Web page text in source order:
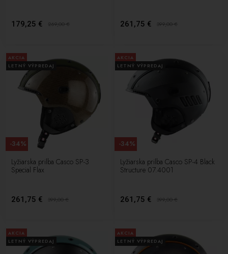
179,25 € 269,00€ 261,75 € 399,00€
AKCIA
LETNÝ VÝPREDAJ
Lyžiarska prilba Casco SP-3
Special Flax
261,75 € 399,00€
-34%
AKCIA
LETNÝ VÝPREDAJ
Lyžiarska prilba Casco SP-4 Black
Structure 07.4001
261,75 € 399,00€
-34%
AKCIA
LETNÝ VÝPREDAJ
AKCIA
LETNÝ VÝPREDAJ